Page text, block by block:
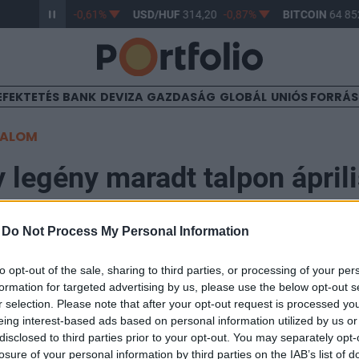
Do Not Process My Personal Information
opt-out of the sale, sharing to third parties, or processing of your
for targeted advertising by us, please use the below opt-out
selection. Please note that after your opt-out request is processed
interest-based ads based on personal information utilized by us
to third parties prior to your opt-out. You may separately
of your personal information by third parties on the IAB’s list of
363,17 -0,61% USD/HUF 314,20 -0,87% BITCOIN64
BANK DEVIZA GAZDASÁG GLOBÁL UNIÓS
legény maradt talpon
tudhatnak maguk mögött a világ legnagyobb
nem nevezhető túl rózsásnak. Annak
csupán egy, a Chrysler tudott felmutatni